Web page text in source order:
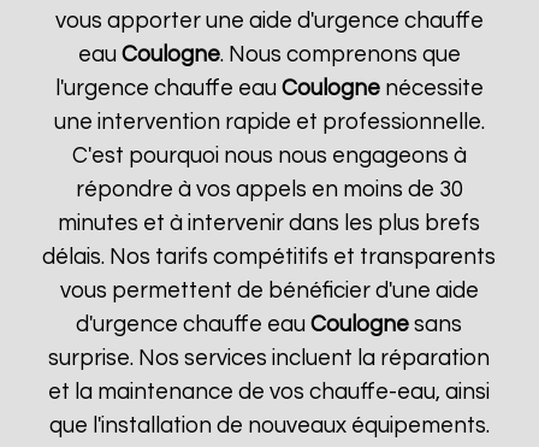
vous apporter une aide d'urgence chauffe
eau Coulogne. Nous comprenons que
l'urgence chauffe eau Coulognenécessite
une intervention rapide et professionnelle.
C'est pourquoi nous nous engageons à
répondre à vos appels en moins de 30
minutes et à intervenir dans les plus brefs
délais. Nos tarifs compétitifs et transparents
vous permettent de bénéficier d'une aide
d'urgence chauffe eauCoulogne sans
surprise. Nos services incluent la réparation
et la maintenance de vos chauffe-eau, ainsi
que l'installation de nouveaux équipements.